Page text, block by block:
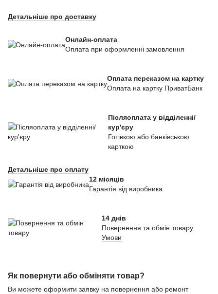
Детальніше про доставку
Онлайн-оплата
Оплата при оформленні замовлення
Оплата переказом на картку
Оплата на картку ПриватБанк
Післяоплата у відділенні/
кур'єру
Готівкою або банківською
карткою
Детальніше про оплату
12 місяців
Гарантія від виробника
14 днів
Повернення та обмін товару.
Умови
Як повернути або обміняти товар?
Ви можете оформити заявку на повернення або ремонт